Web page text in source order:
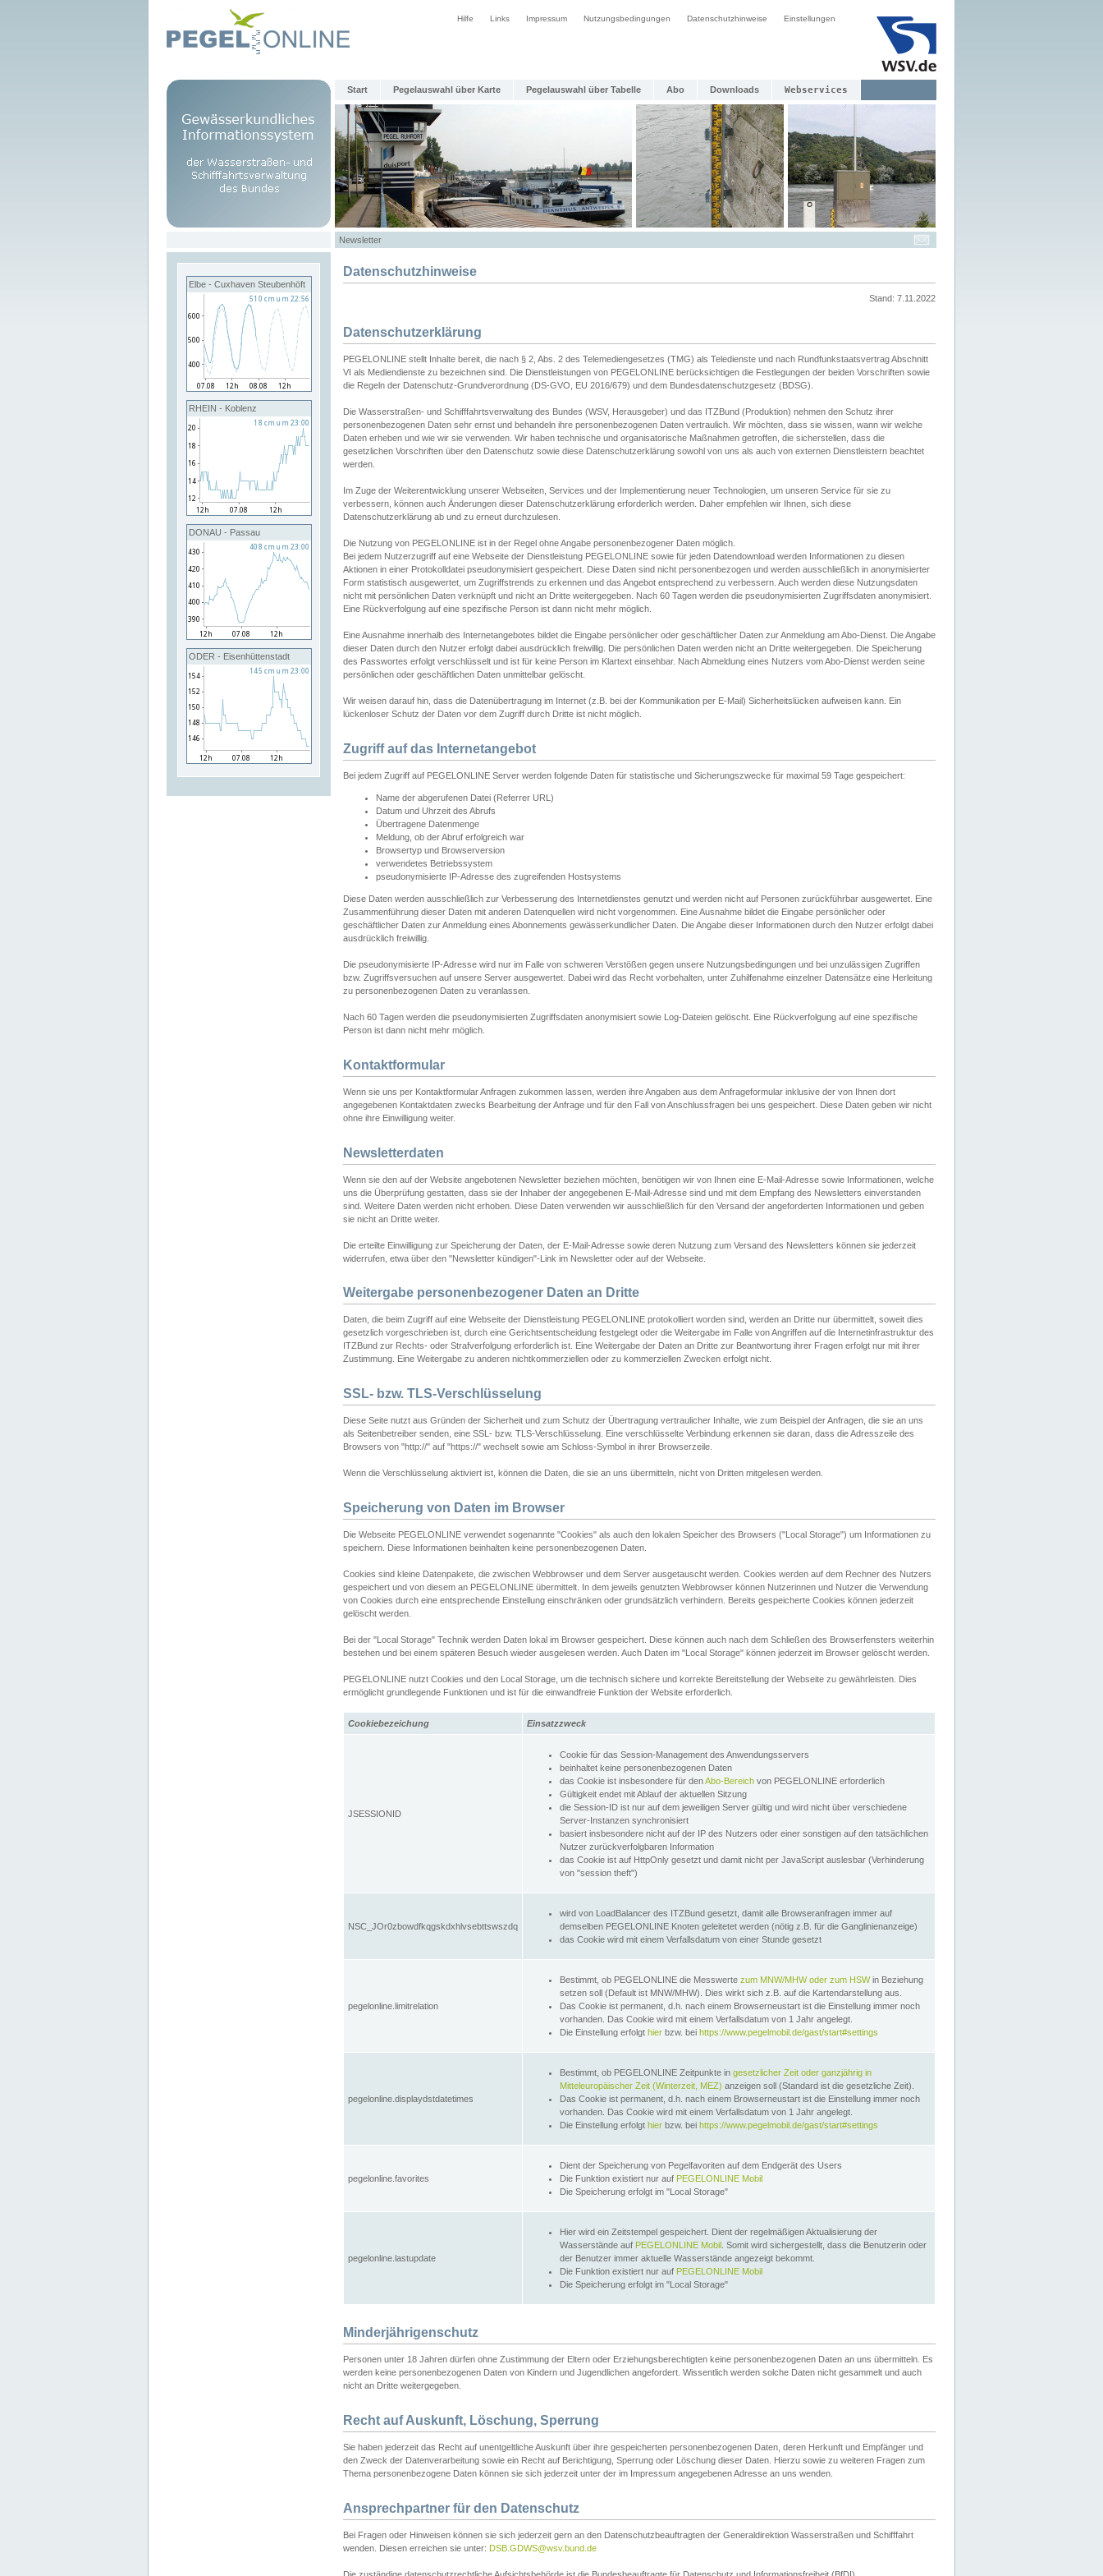
Hilfe Links Impressum Nutzungsbedingungen Datenschutzhinweise Einstellungen
Start Pegelauswahl über Karte Pegelauswahl über Tabelle Abo Downloads Webservices
Newsletter
Elbe - Cuxhaven Steubenhöft
RHEIN - Koblenz
DONAU - Passau
ODER - Eisenhüttenstadt
Datenschutzhinweise
Stand: 7.11.2022
Datenschutzerklärung
PEGELONLINE stellt Inhalte bereit, die nach § 2, Abs. 2 des Telemediengesetzes (TMG) als Teledienste und nach Rundfunkstaatsvertrag Abschnitt
VI als Mediendienste zu bezeichnen sind. Die Dienstleistungen von PEGELONLINE berücksichtigen die Festlegungen der beiden Vorschriften sowie
die Regeln der Datenschutz-Grundverordnung (DS-GVO, EU 2016/679) und dem Bundesdatenschutzgesetz (BDSG).
Die Wasserstraßen- und Schifffahrtsverwaltung des Bundes (WSV, Herausgeber) und das ITZBund (Produktion) nehmen den Schutz ihrer
personenbezogenen Daten sehr ernst und behandeln ihre personenbezogenen Daten vertraulich. Wir möchten, dass sie wissen, wann wir welche
Daten erheben und wie wir sie verwenden. Wir haben technische und organisatorische Maßnahmen getroffen, die sicherstellen, dass die
gesetzlichen Vorschriften über den Datenschutz sowie diese Datenschutzerklärung sowohl von uns als auch von externen Dienstleistern beachtet
werden.
Im Zuge der Weiterentwicklung unserer Webseiten, Services und der Implementierung neuer Technologien, um unseren Service für sie zu
verbessern, können auch Änderungen dieser Datenschutzerklärung erforderlich werden. Daher empfehlen wir Ihnen, sich diese
Datenschutzerklärung ab und zu erneut durchzulesen.
Die Nutzung von PEGELONLINE ist in der Regel ohne Angabe personenbezogener Daten möglich.
Bei jedem Nutzerzugriff auf eine Webseite der Dienstleistung PEGELONLINE sowie für jeden Datendownload werden Informationen zu diesen
Aktionen in einer Protokolldatei pseudonymisiert gespeichert. Diese Daten sind nicht personenbezogen und werden ausschließlich in anonymisierter
Form statistisch ausgewertet, um Zugriffstrends zu erkennen und das Angebot entsprechend zu verbessern. Auch werden diese Nutzungsdaten
nicht mit persönlichen Daten verknüpft und nicht an Dritte weitergegeben. Nach 60 Tagen werden die pseudonymisierten Zugriffsdaten anonymisiert.
Eine Rückverfolgung auf eine spezifische Person ist dann nicht mehr möglich.
Eine Ausnahme innerhalb des Internetangebotes bildet die Eingabe persönlicher oder geschäftlicher Daten zur Anmeldung am Abo-Dienst. Die Angabe
dieser Daten durch den Nutzer erfolgt dabei ausdrücklich freiwillig. Die persönlichen Daten werden nicht an Dritte weitergegeben. Die Speicherung
des Passwortes erfolgt verschlüsselt und ist für keine Person im Klartext einsehbar. Nach Abmeldung eines Nutzers vom Abo-Dienst werden seine
persönlichen oder geschäftlichen Daten unmittelbar gelöscht.
Wir weisen darauf hin, dass die Datenübertragung im Internet (z.B. bei der Kommunikation per E-Mail) Sicherheitslücken aufweisen kann. Ein
lückenloser Schutz der Daten vor dem Zugriff durch Dritte ist nicht möglich.
Zugriff auf das Internetangebot
Bei jedem Zugriff auf PEGELONLINE Server werden folgende Daten für statistische und Sicherungszwecke für maximal 59 Tage gespeichert:
Name der abgerufenen Datei (Referrer URL)
Datum und Uhrzeit des Abrufs
Übertragene Datenmenge
Meldung, ob der Abruf erfolgreich war
Browsertyp und Browserversion
verwendetes Betriebssystem
pseudonymisierte IP-Adresse des zugreifenden Hostsystems
Diese Daten werden ausschließlich zur Verbesserung des Internetdienstes genutzt und werden nicht auf Personen zurückführbar ausgewertet. Eine
Zusammenführung dieser Daten mit anderen Datenquellen wird nicht vorgenommen. Eine Ausnahme bildet die Eingabe persönlicher oder
geschäftlicher Daten zur Anmeldung eines Abonnements gewässerkundlicher Daten. Die Angabe dieser Informationen durch den Nutzer erfolgt dabei
ausdrücklich freiwillig.
Die pseudonymisierte IP-Adresse wird nur im Falle von schweren Verstößen gegen unsere Nutzungsbedingungen und bei unzulässigen Zugriffen
bzw. Zugriffsversuchen auf unsere Server ausgewertet. Dabei wird das Recht vorbehalten, unter Zuhilfenahme einzelner Datensätze eine Herleitung
zu personenbezogenen Daten zu veranlassen.
Nach 60 Tagen werden die pseudonymisierten Zugriffsdaten anonymisiert sowie Log-Dateien gelöscht. Eine Rückverfolgung auf eine spezifische
Person ist dann nicht mehr möglich.
Kontaktformular
Wenn sie uns per Kontaktformular Anfragen zukommen lassen, werden ihre Angaben aus dem Anfrageformular inklusive der von Ihnen dort
angegebenen Kontaktdaten zwecks Bearbeitung der Anfrage und für den Fall von Anschlussfragen bei uns gespeichert. Diese Daten geben wir nicht
ohne ihre Einwilligung weiter.
Newsletterdaten
Wenn sie den auf der Website angebotenen Newsletter beziehen möchten, benötigen wir von Ihnen eine E-Mail-Adresse sowie Informationen, welche
uns die Überprüfung gestatten, dass sie der Inhaber der angegebenen E-Mail-Adresse sind und mit dem Empfang des Newsletters einverstanden
sind. Weitere Daten werden nicht erhoben. Diese Daten verwenden wir ausschließlich für den Versand der angeforderten Informationen und geben
sie nicht an Dritte weiter.
Die erteilte Einwilligung zur Speicherung der Daten, der E-Mail-Adresse sowie deren Nutzung zum Versand des Newsletters können sie jederzeit
widerrufen, etwa über den "Newsletter kündigen"-Link im Newsletter oder auf der Webseite.
Weitergabe personenbezogener Daten an Dritte
Daten, die beim Zugriff auf eine Webseite der Dienstleistung PEGELONLINE protokolliert worden sind, werden an Dritte nur übermittelt, soweit dies
gesetzlich vorgeschrieben ist, durch eine Gerichtsentscheidung festgelegt oder die Weitergabe im Falle von Angriffen auf die Internetinfrastruktur des
ITZBund zur Rechts- oder Strafverfolgung erforderlich ist. Eine Weitergabe der Daten an Dritte zur Beantwortung ihrer Fragen erfolgt nur mit ihrer
Zustimmung. Eine Weitergabe zu anderen nichtkommerziellen oder zu kommerziellen Zwecken erfolgt nicht.
SSL- bzw. TLS-Verschlüsselung
Diese Seite nutzt aus Gründen der Sicherheit und zum Schutz der Übertragung vertraulicher Inhalte, wie zum Beispiel der Anfragen, die sie an uns
als Seitenbetreiber senden, eine SSL- bzw. TLS-Verschlüsselung. Eine verschlüsselte Verbindung erkennen sie daran, dass die Adresszeile des
Browsers von "http://" auf "https://" wechselt sowie am Schloss-Symbol in ihrer Browserzeile.
Wenn die Verschlüsselung aktiviert ist, können die Daten, die sie an uns übermitteln, nicht von Dritten mitgelesen werden.
Speicherung von Daten im Browser
Die Webseite PEGELONLINE verwendet sogenannte "Cookies" als auch den lokalen Speicher des Browsers ("Local Storage") um Informationen zu
speichern. Diese Informationen beinhalten keine personenbezogenen Daten.
Cookies sind kleine Datenpakete, die zwischen Webbrowser und dem Server ausgetauscht werden. Cookies werden auf dem Rechner des Nutzers
gespeichert und von diesem an PEGELONLINE übermittelt. In dem jeweils genutzten Webbrowser können Nutzerinnen und Nutzer die Verwendung
von Cookies durch eine entsprechende Einstellung einschränken oder grundsätzlich verhindern. Bereits gespeicherte Cookies können jederzeit
gelöscht werden.
Bei der "Local Storage" Technik werden Daten lokal im Browser gespeichert. Diese können auch nach dem Schließen des Browserfensters weiterhin
bestehen und bei einem späteren Besuch wieder ausgelesen werden. Auch Daten im "Local Storage" können jederzeit im Browser gelöscht werden.
PEGELONLINE nutzt Cookies und den Local Storage, um die technisch sichere und korrekte Bereitstellung der Webseite zu gewährleisten. Dies
ermöglicht grundlegende Funktionen und ist für die einwandfreie Funktion der Website erforderlich.
Cookiebezeichung Einsatzzweck
JSESSIONID
Cookie für das Session-Management des Anwendungsservers
beinhaltet keine personenbezogenen Daten
das Cookie ist insbesondere für denAbo-Bereich von PEGELONLINE erforderlich
Gültigkeit endet mit Ablauf der aktuellen Sitzung
die Session-ID ist nur auf dem jeweiligen Server gültig und wird nicht über verschiedene
Server-Instanzen synchronisiert
basiert insbesondere nicht auf der IP des Nutzers oder einer sonstigen auf den tatsächlichen
Nutzer zurückverfolgbaren Information
das Cookie ist auf HttpOnly gesetzt und damit nicht per JavaScript auslesbar (Verhinderung
von "session theft")
NSC_JOr0zbowdfkqgskdxhlvsebttswszdq
wird von LoadBalancer des ITZBund gesetzt, damit alle Browseranfragen immer auf
demselben PEGELONLINE Knoten geleitetet werden (nötig z.B. für die Ganglinienanzeige)
das Cookie wird mit einem Verfallsdatum von einer Stunde gesetzt
pegelonline.limitrelation
Bestimmt, ob PEGELONLINE die Messwerte zum MNW/MHW oder zum HSWin Beziehung
setzen soll (Default ist MNW/MHW). Dies wirkt sich z.B. auf die Kartendarstellung aus.
Das Cookie ist permanent, d.h. nach einem Browserneustart ist die Einstellung immer noch
vorhanden. Das Cookie wird mit einem Verfallsdatum von 1 Jahr angelegt.
Die Einstellung erfolgt hier bzw. bei https://www.pegelmobil.de/gast/start#settings
pegelonline.displaydstdatetimes
Bestimmt, ob PEGELONLINE Zeitpunkte in gesetzlicher Zeit oder ganzjährig in
Mitteleuropäischer Zeit (Winterzeit, MEZ) anzeigen soll (Standard ist die gesetzliche Zeit).
Das Cookie ist permanent, d.h. nach einem Browserneustart ist die Einstellung immer noch
vorhanden. Das Cookie wird mit einem Verfallsdatum von 1 Jahr angelegt.
Die Einstellung erfolgt hier bzw. bei https://www.pegelmobil.de/gast/start#settings
pegelonline.favorites
Dient der Speicherung von Pegelfavoriten auf dem Endgerät des Users
Die Funktion existiert nur auf PEGELONLINE Mobil
Die Speicherung erfolgt im "Local Storage"
pegelonline.lastupdate
Hier wird ein Zeitstempel gespeichert. Dient der regelmäßigen Aktualisierung der
Wasserstände auf PEGELONLINE Mobil . Somit wird sichergestellt, dass die Benutzerin oder
der Benutzer immer aktuelle Wasserstände angezeigt bekommt.
Die Funktion existiert nur auf PEGELONLINE Mobil
Die Speicherung erfolgt im "Local Storage"
Minderjährigenschutz
Personen unter 18 Jahren dürfen ohne Zustimmung der Eltern oder Erziehungsberechtigten keine personenbezogenen Daten an uns übermitteln. Es
werden keine personenbezogenen Daten von Kindern und Jugendlichen angefordert. Wissentlich werden solche Daten nicht gesammelt und auch
nicht an Dritte weitergegeben.
Recht auf Auskunft, Löschung, Sperrung
Sie haben jederzeit das Recht auf unentgeltliche Auskunft über ihre gespeicherten personenbezogenen Daten, deren Herkunft und Empfänger und
den Zweck der Datenverarbeitung sowie ein Recht auf Berichtigung, Sperrung oder Löschung dieser Daten. Hierzu sowie zu weiteren Fragen zum
Thema personenbezogene Daten können sie sich jederzeit unter der im Impressum angegebenen Adresse an uns wenden.
Ansprechpartner für den Datenschutz
Bei Fragen oder Hinweisen können sie sich jederzeit gern an den Datenschutzbeauftragten der Generaldirektion Wasserstraßen und Schifffahrt
wenden. Diesen erreichen sie unter: DSB.GDWS@wsv.bund.de